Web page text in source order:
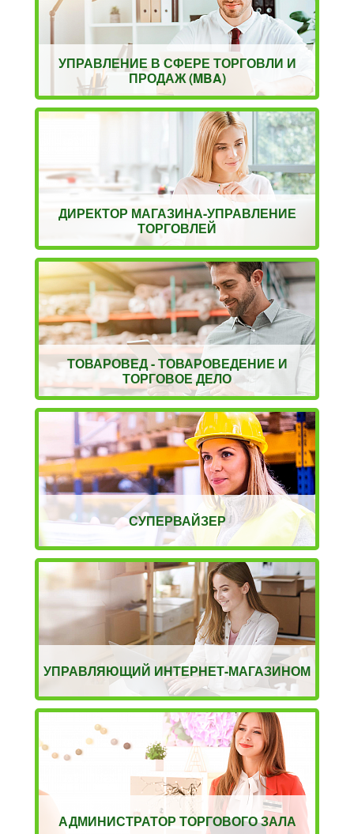
УПРАВЛЕНИЕ В СФЕРЕ ТОРГОВЛИ И
ПРОДАЖ (MBA)
ДИРЕКТОР МАГАЗИНА-УПРАВЛЕНИЕ
ТОРГОВЛЕЙ
ТОВАРОВЕД - ТОВАРОВЕДЕНИЕ И
ТОРГОВОЕ ДЕЛО
СУПЕРВАЙЗЕР
УПРАВЛЯЮЩИЙ ИНТЕРНЕТ-МАГАЗИНОМ
АДМИНИСТРАТОР ТОРГОВОГО ЗАЛА